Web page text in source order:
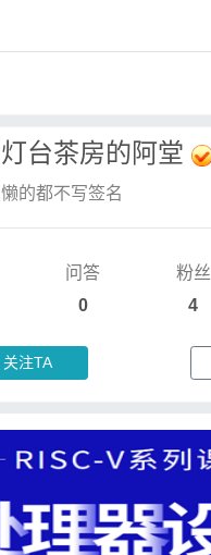
灯台茶房的阿堂
懒的都不写签名
问答
0
粉丝
4
关注TA